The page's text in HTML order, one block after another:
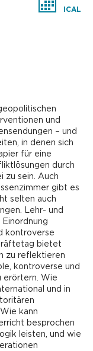
ICAL
und
– und
in denen sich
für eine
durch
zu sein. Auch
gibt es
selten auch
Lehr- und
kontroverse
bietet
zu reflektieren
kontroverse und
erörtern. Wie
und in
kann
besprochen
leisten, und wie